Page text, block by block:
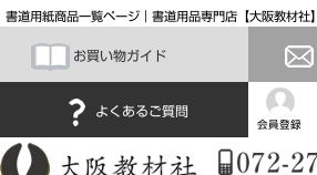
書道用紙商品一覧ページ｜書道用品専門店【大阪教材社】
お買い物ガイド
よくあるご質問
会員登録